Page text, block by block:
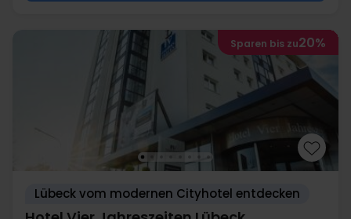
Sparen bis zu20%
Lübeck vom modernen Cityhotel entdecken